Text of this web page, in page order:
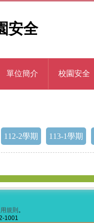
安全
112-2學期 113-1學期
單位簡介 校園安全
規則 。
1001